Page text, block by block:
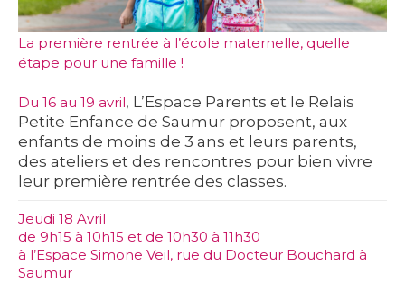
La première rentrée à l’école maternelle, quelle
étape pour une famille !
Du 16 au 19 avril, L’Espace Parents et le Relais
Petite Enfance de Saumur proposent, aux
enfants de moins de 3 ans et leurs parents,
des ateliers et des rencontres pour bien vivre
leur première rentrée des classes.
Jeudi 18 Avril
de 9h15 à 10h15 et de 10h30 à 11h30
à l’Espace Simone Veil, rue du Docteur Bouchard à
Saumur